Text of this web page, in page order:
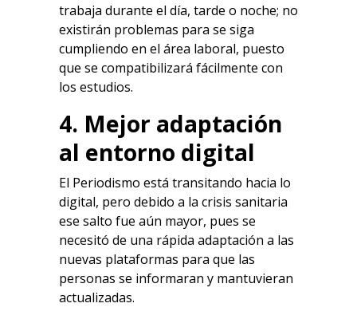
trabaja durante el día, tarde o noche; no
existirán problemas para se siga
cumpliendo en el área laboral, puesto
que se compatibilizará fácilmente con
los estudios.
4. Mejor adaptación
al entorno digital
El Periodismo está transitando hacia lo
digital, pero debido a la crisis sanitaria
ese salto fue aún mayor, pues se
necesitó de una rápida adaptación a las
nuevas plataformas para que las
personas se informaran y mantuvieran
actualizadas.